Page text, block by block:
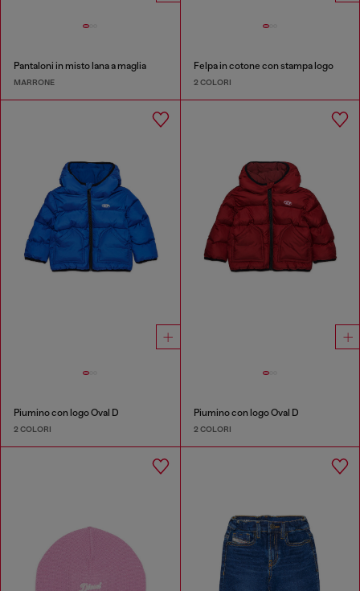
Pantaloni in misto lana a maglia
MARRONE
Felpa in cotone con stampa logo
2 COLORI
Piumino con logo Oval D
2 COLORI
Piumino con logo Oval D
2 COLORI